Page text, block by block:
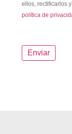
ellos, rectificarlos
política de